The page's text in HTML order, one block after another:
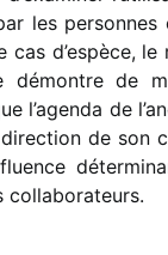
les personnes
cas d’es­pèce,
démontre de
l’agenda de
de son
collaborateurs.